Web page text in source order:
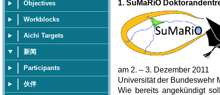
Objectives
Workblocks
Aichi Targets
新闻
Participants
伙伴
1. SuMaRiO
am 2. – 3. Dezember 2011
Universität der Bundeswehr
Wie bereits angekündigt